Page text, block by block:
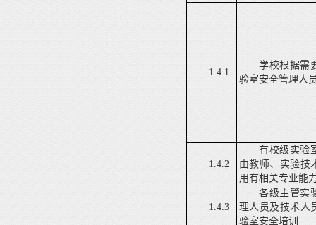
1.4.1
学校根据需
验室安全管理人
1.4.2
有校级实验
由教师、实验技
用有相关专业能
1.4.3
各级主管实
理人员及技术人
验室安全培训